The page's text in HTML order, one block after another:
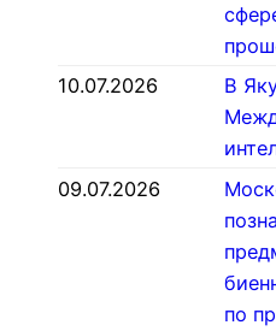
10.07.2026
В
09.07.2026
по